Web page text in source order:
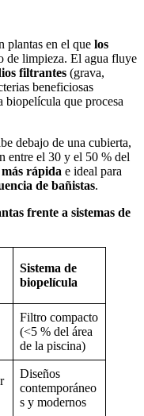
plantas en el que los
de limpieza. El agua fluye
filtrantes (grava,
beneficiosas
biopelícula que procesa
debajo de una cubierta,
entre el 30 y el 50 % del
rápida e ideal para
de bañistas.
frente a sistemas de
Sistema de
biopelícula
Filtro compacto
(<5 % del área
de la piscina)
Diseños
contemporáneo
s y modernos